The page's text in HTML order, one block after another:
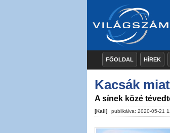
FŐOLDAL HÍREK
Kacsák
A sínek közé
[Kail] publikálva: 2020-05-21